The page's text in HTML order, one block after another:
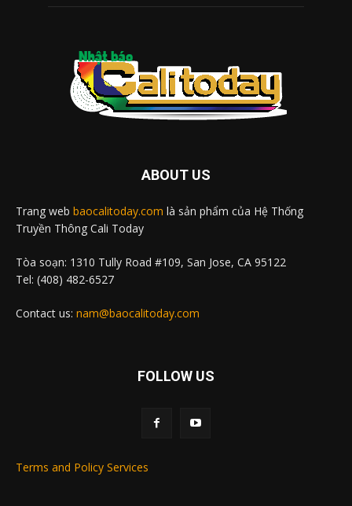
ABOUT US
Trang web baocalitoday.com là sản phẩm của Hệ Thống
Truyền Thông Cali Today
Tòa soạn: 1310 Tully Road #109, San Jose, CA 95122
Tel: (408) 482-6527
Contact us: nam@baocalitoday.com
FOLLOW US
Terms and Policy Services